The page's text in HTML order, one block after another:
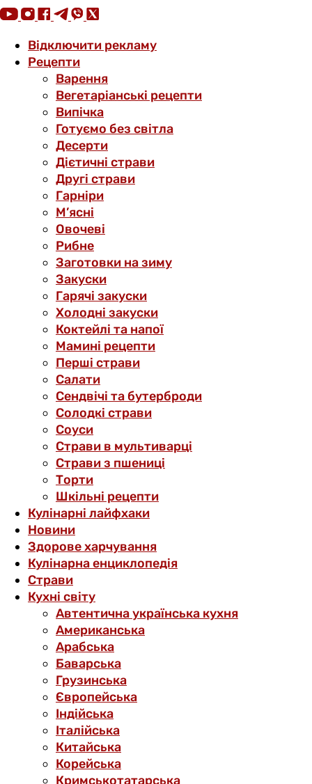
Відключити рекламу
Рецепти
Варення
Вегетаріанські рецепти
Випічка
Готуємо без світла
Десерти
Дієтичні страви
Другі страви
Гарніри
М’ясні
Овочеві
Рибне
Заготовки на зиму
Закуски
Гарячі закуски
Холодні закуски
Коктейлі та напої
Мамині рецепти
Перші страви
Салати
Сендвічі та бутерброди
Солодкі страви
Соуси
Страви в мультиварці
Страви з пшениці
Торти
Шкільні рецепти
Кулінарні лайфхаки
Новини
Здорове харчування
Кулінарна енциклопедія
Страви
Кухні світу
Автентична українська кухня
Американська
Арабська
Баварська
Грузинська
Європейська
Індійська
Італійська
Китайська
Корейська
Кримськотатарська